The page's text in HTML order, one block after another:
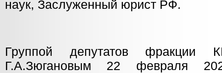
наук, Заслуженный юрист РФ.
Группой депутатов
Г.А.Зюгановым 22 февраля